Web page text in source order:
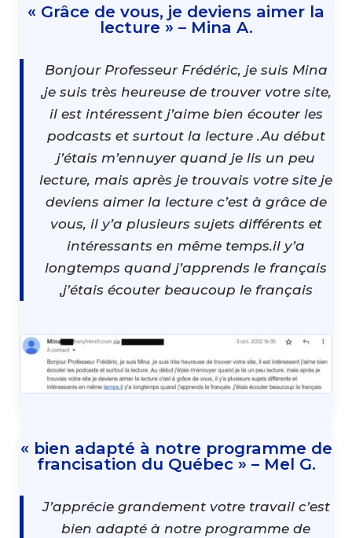
« Grâce de vous, je deviens aimer la
lecture » – Mina A.
Bonjour Professeur Frédéric, je suis Mina
,je suis très heureuse de trouver votre site,
il est intéressent j’aime bien écouter les
podcasts et surtout la lecture .Au début
j’étais m’ennuyer quand je lis un peu
lecture, mais après je trouvais votre site je
deviens aimer la lecture c’est à grâce de
vous, il y’a plusieurs sujets différents et
intéressants en même temps.il y’a
longtemps quand j’apprends le français
,j’étais écouter beaucoup le français
« bien adapté à notre programme de
francisation du Québec » – Mel G.
J’apprécie grandement votre travail c’est
bien adapté à notre programme de